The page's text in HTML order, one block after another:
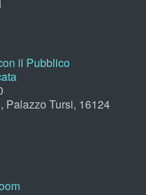
il Pubblico
Palazzo Tursi, 16124